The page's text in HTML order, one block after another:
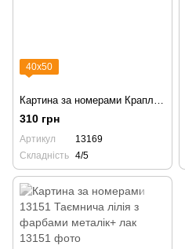
40х50
310 грн
Артикул
13169
Складність 4/5